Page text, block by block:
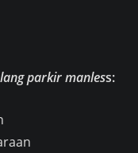
parkir manless: